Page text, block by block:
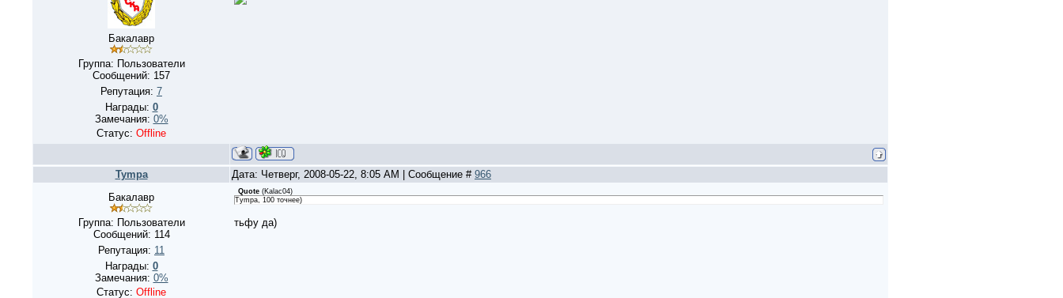
Бакалавр
Группа: Пользователи
Сообщений: 157
Репутация: 7
Награды: 0
Замечания: 0%
Статус: Offline
Tympa Дата: Четверг, 2008-05-22, 8:05 AM | Сообщение # 966
Бакалавр
Группа: Пользователи
Сообщений: 114
Репутация: 11
Награды: 0
Замечания: 0%
Статус: Offline
Quote (Kalac04)
Tympa, 100 точнее)
тьфу да)